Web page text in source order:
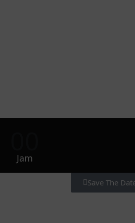
Jam
Save The